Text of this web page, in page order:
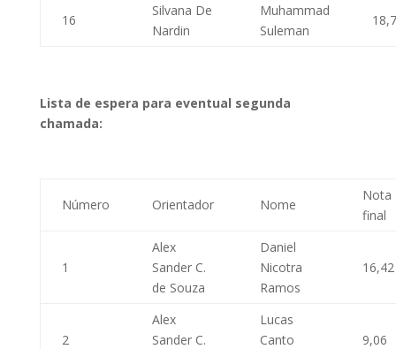
16
Silvana De
Nardin
Muhammad
Suleman
Lista de espera para eventual segunda
chamada:
Número Orientador Nome
Nota
final
1
Alex
Sander C.
de Souza
Daniel
Nicotra
Ramos
16,42
2
Alex
Sander C.
Lucas
Canto
9,06